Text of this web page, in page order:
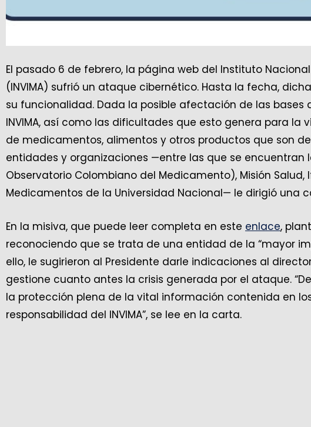
El pasado 6 de febrero, la página web del Instituto
(INVIMA) sufrió un ataque cibernético. Hasta la fecha,
su funcionalidad. Dada la posible afectación de las
INVIMA, así como las dificultades que esto genera para
de medicamentos, alimentos y otros productos que son
entidades y organizaciones —entre las que se encuentran
Observatorio Colombiano del Medicamento), Misión
Medicamentos de la Universidad Nacional— le dirigió una
En la misiva, que puede leer completa en este enlace,
reconociendo que se trata de una entidad de la “mayor
ello, le sugirieron al Presidente darle indicaciones al
gestione cuanto antes la crisis generada por el ataque.
la protección plena de la vital información contenida en
responsabilidad del INVIMA”, se lee en la carta.